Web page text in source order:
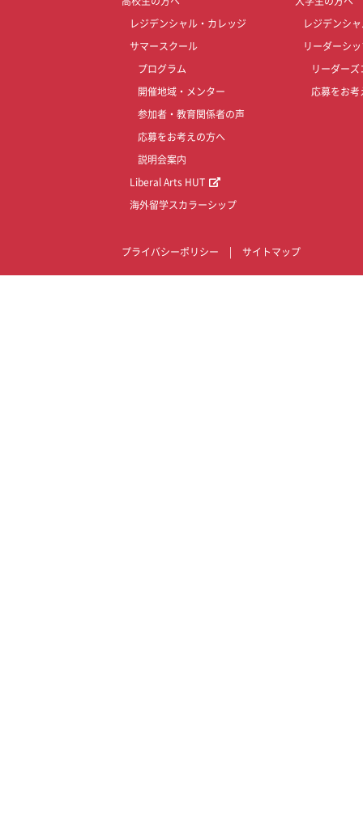
レジデンシャル・カレッジ
サマースクール
プログラム
開催地域・メンター
参加者・教育関係者の声
応募をお考えの方へ
説明会案内
Liberal Arts HUT
海外留学スカラーシップ
レジデンシ
リーダーシ
リーダーズ
応募をお考
プライバシーポリシー サイトマップ